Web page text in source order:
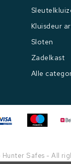
Kluisdeur
Sloten
Zadelkast
Alle
Safes - All